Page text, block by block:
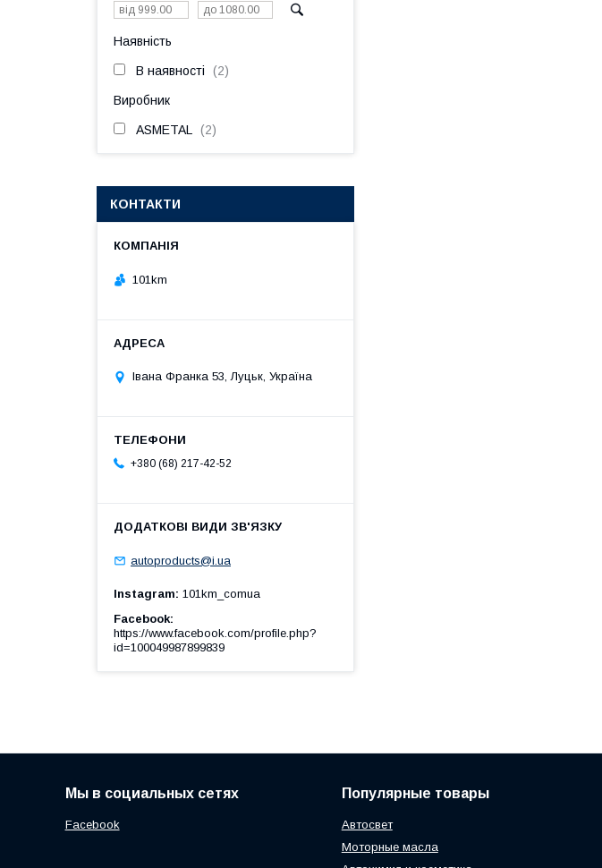
Наявність
В наявності 2
Виробник
ASMETAL 2
КОНТАКТИ
101km
Івана Франка 53, Луцьк, Україна
+380 (68) 217-42-52
autoproducts@i.ua
Instagram 101km_comua
Facebook
https://www.facebook.com/profile.php?
id=100049987899839
Мы в социальных сетях
Facebook
Популярные товары
Автосвет
Моторные масла